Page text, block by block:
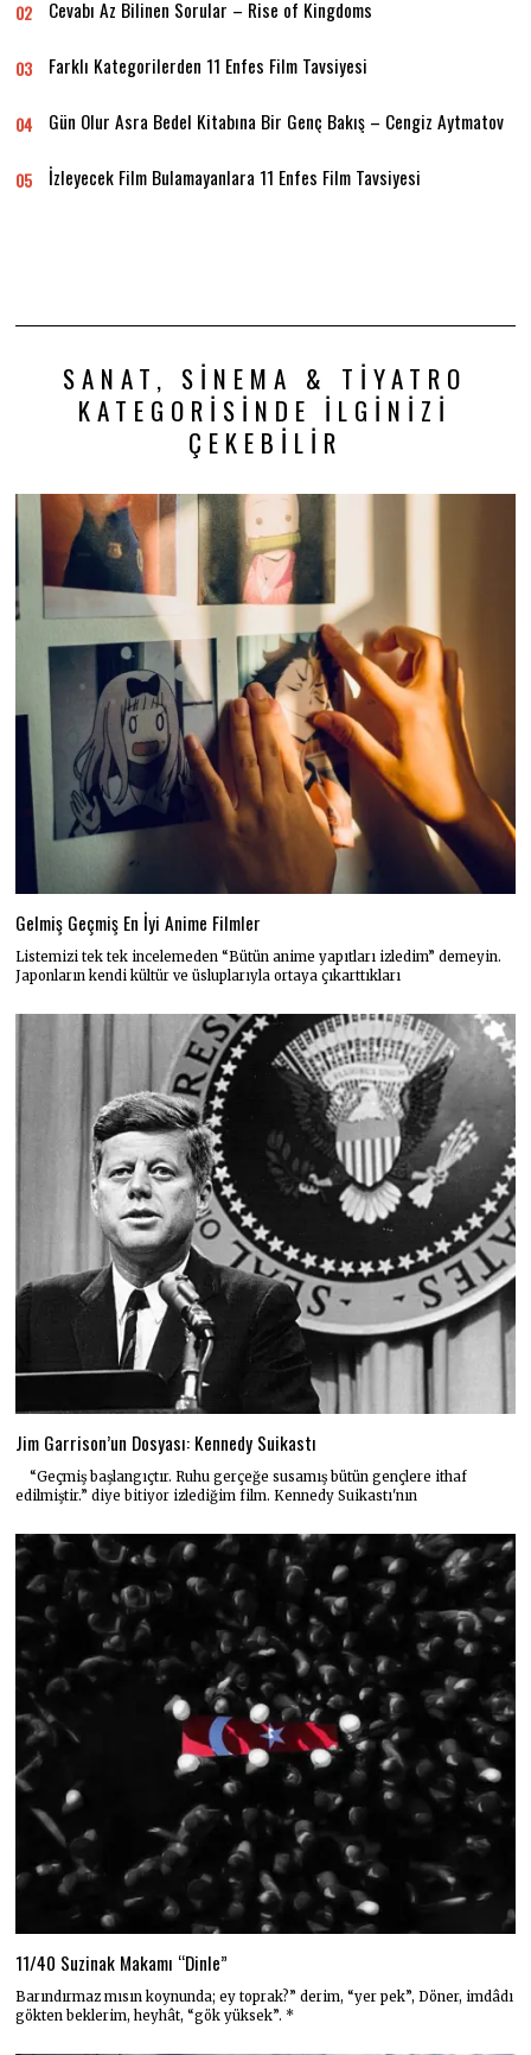
02 Cevabı Az Bilinen Sorular – Rise of Kingdoms
03 Farklı Kategorilerden 11 Enfes Film Tavsiyesi
04 Gün Olur Asra Bedel Kitabına Bir Genç Bakış – Cengiz Aytmatov
05 İzleyecek Film Bulamayanlara 11 Enfes Film Tavsiyesi
SANAT, SINEMA & TIYATRO
KATEGORISINDE İLGINIZI
ÇEKEBILIR
Gelmiş Geçmiş En İyi Anime Filmler
Listemizi tek tek incelemeden “Bütün anime yapıtları izledim” demeyin.
Japonların kendi kültür ve üsluplarıyla ortaya çıkarttıkları
Jim Garrison’un Dosyası: Kennedy Suikastı
“Geçmiş başlangıçtır. Ruhu gerçeğe susamış bütün gençlere ithaf
edilmiştir.” diye bitiyor izlediğim film. Kennedy Suikastı'nın
11/40 Suzinak Makamı “Dinle”
Barındırmaz mısın koynunda; ey toprak?” derim, “yer pek”, Döner, imdâdı
gökten beklerim, heyhât, “gök yüksek”. *